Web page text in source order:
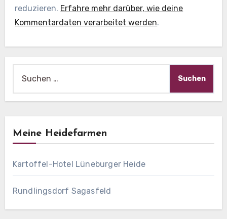
reduzieren. Erfahre mehr darüber, wie deine
Kommentardaten verarbeitet werden.
nach:
Meine Heidefarmen
Kartoffel-Hotel Lüneburger Heide
Rundlingsdorf Sagasfeld